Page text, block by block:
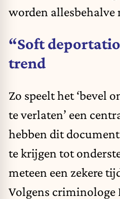
worden allesbehalve
“Soft
trend
Zo speelt het ‘bevel
te verlaten’ een
hebben dit
te krijgen tot
meteen een zekere
Volgens criminologe